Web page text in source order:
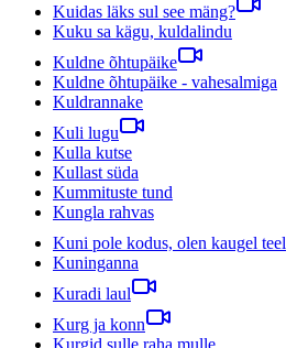
Kuidas läks sul see mäng?
Kuku sa kägu, kuldalindu
Kuldne õhtupäike
Kuldne õhtupäike - vahesalmiga
Kuldrannake
Kuli lugu
Kulla kutse
Kullast süda
Kummituste tund
Kungla rahvas
Kuni pole kodus, olen kaugel teel
Kuninganna
Kuradi laul
Kurg ja konn
Kurgid sulle raha mulle